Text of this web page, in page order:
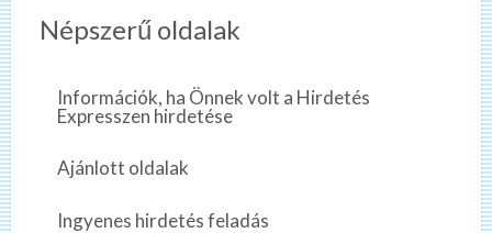
Népszerű oldalak
Információk, ha Önnek volt a Hirdetés
Expresszen hirdetése
Ajánlott oldalak
Ingyenes hirdetés feladás